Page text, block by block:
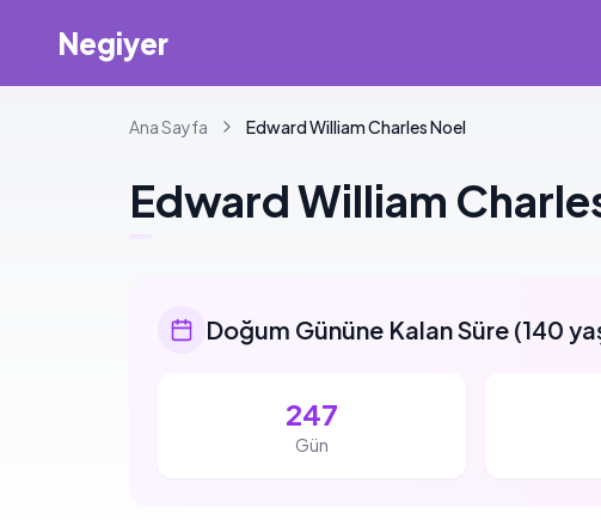
Negiyer
Ana Sayfa EdwardWilliam Charles Noel
EdwardWilliam
Doğum Gününe Kalan Süre (140
247
Gün